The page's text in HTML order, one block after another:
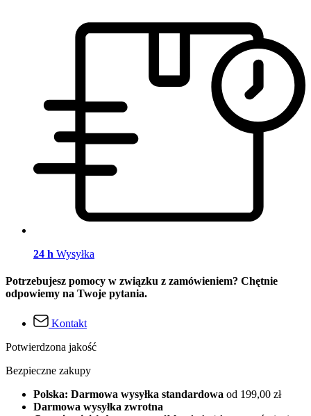
24 h Wysyłka
Potrzebujesz pomocy w związku z zamówieniem? Chętnie
odpowiemy na Twoje pytania.
Kontakt
Potwierdzona jakość
Bezpieczne zakupy
Polska: Darmowa wysyłka standardowa od 199,00 zł
Darmowa wysyłka zwrotna